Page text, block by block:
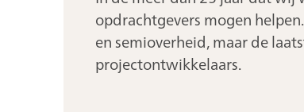
opdrachtgevers mogen
en semioverheid, maar de
projectontwikkelaars.